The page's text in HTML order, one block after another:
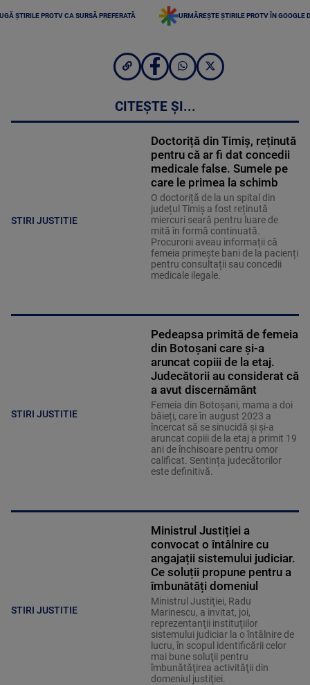
ȘTIRILE PROTV CA SURSĂ PREFERATĂ URMĂREȘTE ȘTIRILE PROTV ÎN GOOGLE
CITEȘTE ȘI...
STIRI JUSTITIE
Doctoriță din Timiș, reținută
pentru că ar fi dat concedii
medicale false. Sumele pe
care le primea la schimb
O doctoriță de la un spital din
județul Timiș a fost reținută
miercuri seară pentru luare de
mită în formă continuată.
Procurorii aveau informații că
femeia primește bani de la pacienți
pentru consultații sau concedii
medicale ilegale.
STIRI JUSTITIE
Pedeapsa primită de femeia
din Botoșani care și-a
aruncat copiii de la etaj.
Judecătorii au considerat că
a avut discernământ
Femeia din Botoșani, mama a doi
băieți, care în august 2023 a
încercat să se sinucidă și și-a
aruncat copiii de la etaj a primit 19
ani de închisoare pentru omor
calificat. Sentința judecătorilor
este definitivă.
STIRI JUSTITIE
Ministrul Justiției a
convocat o întâlnire cu
angajații sistemului judiciar.
Ce soluții propune pentru a
îmbunătăți domeniul
Ministrul Justiţiei, Radu
Marinescu, a invitat, joi,
reprezentanţii instituţiilor
sistemului judiciar la o întâlnire de
lucru, în scopul identificării celor
mai bune soluţii pentru
îmbunătăţirea activităţii din
domeniul justiţiei.